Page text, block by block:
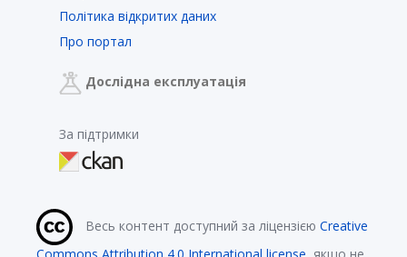
Політика відкритих даних
Про портал
Дослідна експлуатація
За підтримки
Весь контент доступний за ліцензією Creative